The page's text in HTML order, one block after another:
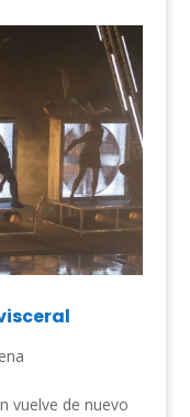
vuelve de nuevo